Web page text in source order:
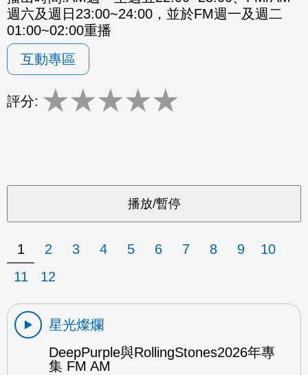
週六及週日23:00~24:00，並於FM週一及週二
01:00~02:00重播
互動專區
評分: ★★★★★
1 2 3 4 5 6 7 8 9
10
11
12
星光燦爛
DeepPurple與RollingStones2026年專
集 FM AM